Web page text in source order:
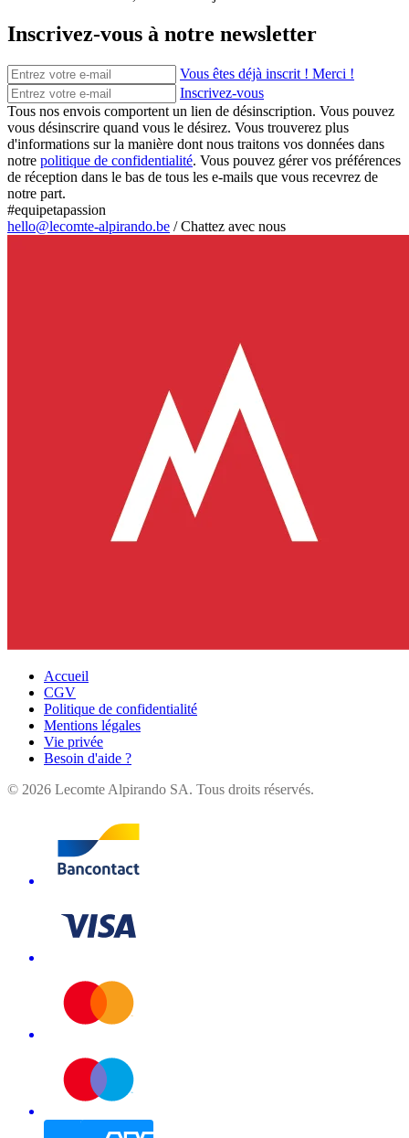
Inscrivez-vous à notre newsletter
Vous êtes déjà inscrit ! Merci !
Inscrivez-vous
Tous nos envois comportent un lien de désinscription. Vous pouvez
vous désinscrire quand vous le désirez. Vous trouverez plus
d'informations sur la manière dont nous traitons vos données dans
notre politique de confidentialité. Vous pouvez gérer vos préférences
de réception dans le bas de tous les e-mails que vous recevrez de
notre part.
#equipetapassion
hello@lecomte-alpirando.be /Chattez avec nous
Accueil
CGV
Politique de confidentialité
Mentions légales
Vie privée
Besoin d'aide ?
© 2026 Lecomte Alpirando SA. Tous droits réservés.